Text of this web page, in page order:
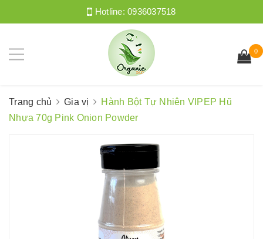
Hotline:0936037518
0
Trang chủ Gia vị
Hành Bột Tự Nhiên VIPEP Hũ
Nhựa 70g Pink Onion Powder